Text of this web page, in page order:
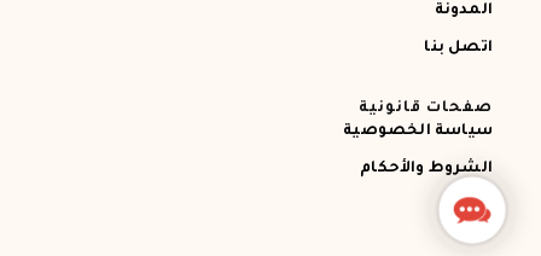
المدونة
اتصل بنا
صفحات قانونية
سياسة الخصوصية
الشروط والأحكام
Contact
Us